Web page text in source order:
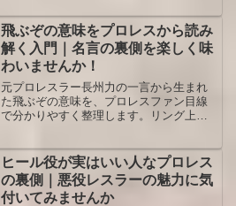
長年のファンも、試合の一つひとつに込
められた意図を読み解くヒントを持ち帰
れる内容です。
飛ぶぞの意味をプロレスから読み
解く入門｜名言の裏側を楽しく味
わいませんか！
元プロレスラー長州力の一言から生まれ
た飛ぶぞの意味を、プロレスファン目線
で分かりやすく整理します。リング上の
ので、会話やSNSで自然に使えるように
なります。初めて聞いた人も安心です。
ヒール役が実はいい人なプロレス
の裏側｜悪役レスラーの魅力に気
付いてみませんか